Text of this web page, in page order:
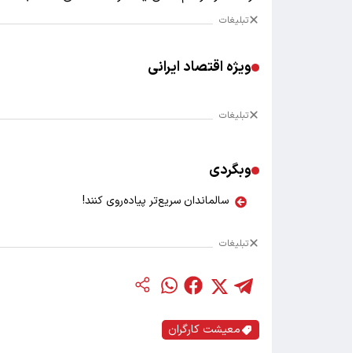
تبلیغات
ویژه اقتصاد ایرانی
تبلیغات
وبگردی
سالماندان سریع‌تر پیاده‌روی کنند!
تبلیغات
معیشت کارگران